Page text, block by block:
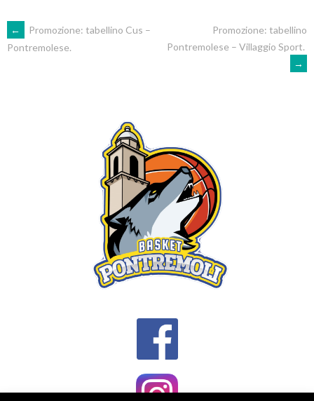
POST
←
Promozione: tabellino Cus –
Pontremolese.
Promozione: tabellino
Pontremolese – Villaggio Sport.
→